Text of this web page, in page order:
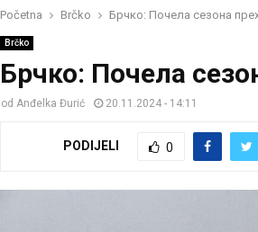
Početna Brčko Брчко: Почела сезона
Brčko
Брчко: Почела
od Anđelka Đurić 20.11.2024 - 14:11
PODIJELI 0